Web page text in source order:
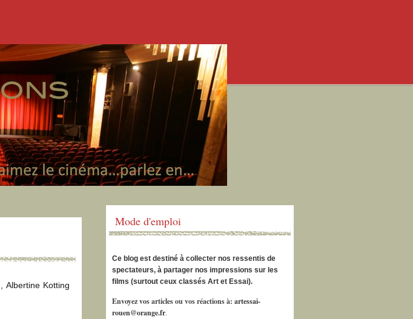
Albertine Kotting
Mode d'emploi
Ce blog est destiné à collecter nos ressentis de
spectateurs, à partager nos impressions sur les
films (surtout ceux classés Art et Essai).
Envoyez vos articles ou vos réactions à: artessai-
rouen@orange.fr.